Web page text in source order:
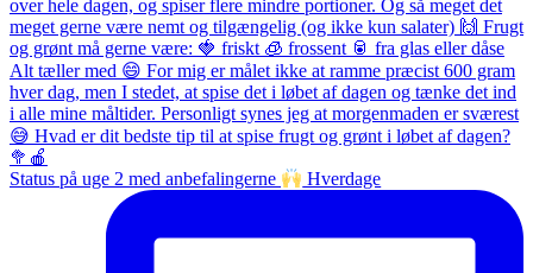
Status på uge 2 med anbefalingerne Hverdage